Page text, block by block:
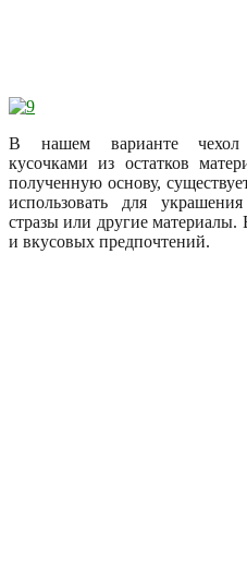
В нашем варианте чехол
кусочками из остатков
полученную основу,
использовать для
стразы или другие материалы.
и вкусовых предпочтений.